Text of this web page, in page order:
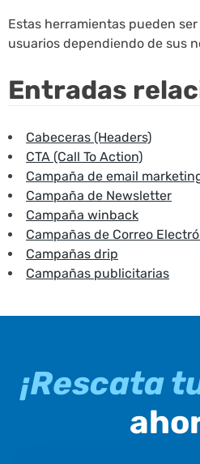
Estas herramientas pueden
usuarios dependiendo de sus
Entradas
Cabeceras (Headers)
CTA (Call To Action)
Campaña de email
Campaña de Newsletter
Campaña winback
Campañas de Correo
Campañas drip
Campañas publicitarias
¡Rescata